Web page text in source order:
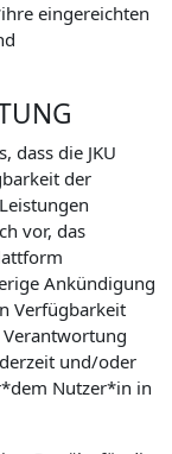
eingereichten
dass die JKU
der
vor, das
Ankündigung
Verfügbarkeit
und/oder
Nutzer*in in